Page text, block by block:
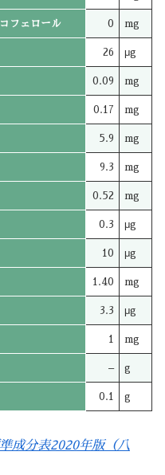
フェロール 0 mg
26 μg
0.09 mg
0.17 mg
5.9 mg
9.3 mg
0.52 mg
0.3 μg
10 μg
1.40 mg
3.3 μg
1 mg
– g
0.1 g
成分表2020年版（八